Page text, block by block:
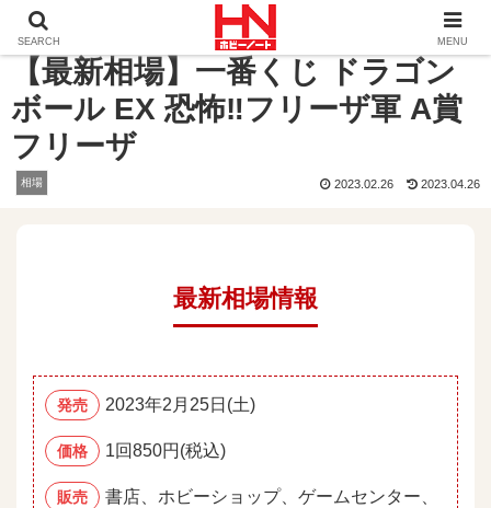
ホーム 【最新相場】一番くじ ドラゴンボール EX
【最新相場】一番くじ ドラゴン
ボール EX 恐怖‼フリーザ軍 A賞
フリーザ
相場 2023.02.26 2023.04.26
最新相場情報
発売 2023年2月25日(土)
価格 1回850円(税込)
販売
書店、ホビーショップ、ゲームセンター、
SEARCH MENU